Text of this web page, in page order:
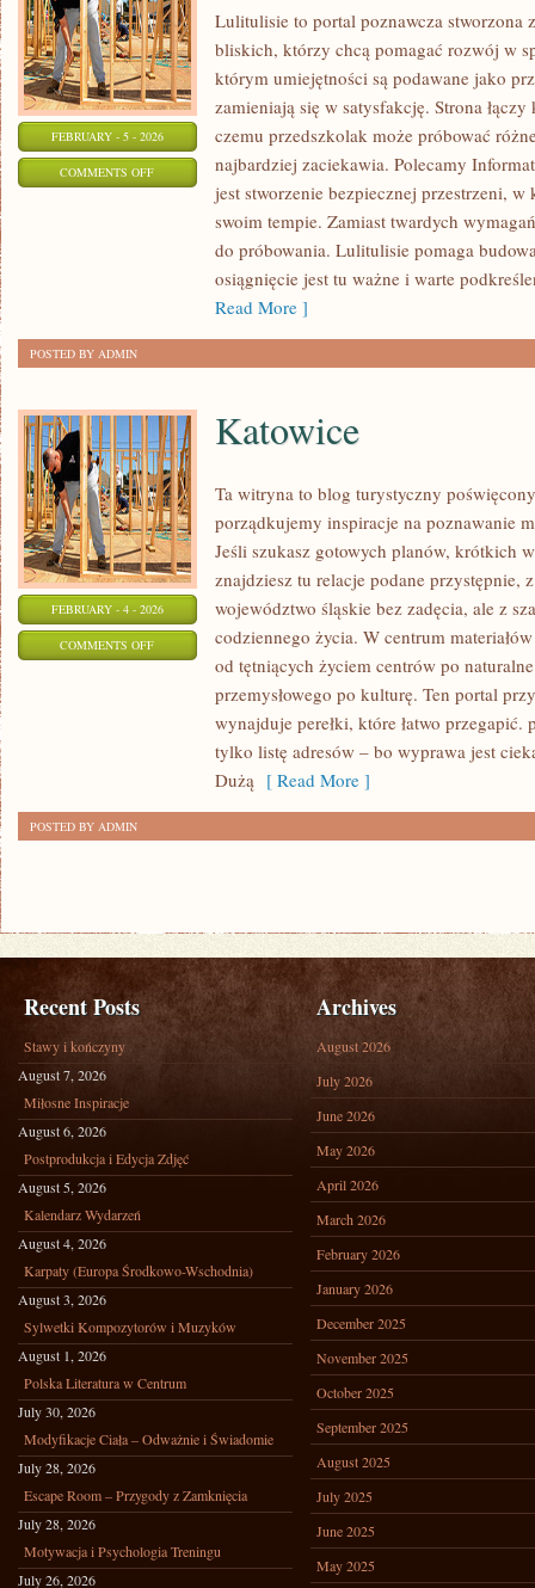
FEBRUARY - 5 - 2026
COMMENTS OFFON
Lulitulisie to portal poznawcza stworzona
bliskich, którzy chcą pomagać rozwój w
którym umiejętności są podawane jako
zamieniają się w satysfakcję. Strona
czemu przedszkolak może próbować
najbardziej zaciekawia. Polecamy
jest stworzenie bezpiecznej przestrzeni,
swoim tempie. Zamiast twardych
do próbowania. Lulitulisie pomaga
osiągnięcie jest tu ważne i warte
Read More ]
POSTED BY ADMIN
FEBRUARY - 4 - 2026
COMMENTS OFFON
Katowice
Ta witryna to blog turystyczny
porządkujemy inspiracje na poznawanie
Jeśli szukasz gotowych planów, krótkich
znajdziesz tu relacje podane przystępnie,
województwo śląskie bez zadęcia, ale z
codziennego życia. W centrum
od tętniących życiem centrów po
przemysłowego po kulturę. Ten portal
wynajduje perełki, które łatwo przegapić.
tylko listę adresów – bo wyprawa jest
Dużą [ Read More ]
POSTED BY ADMIN
Recent Posts
Stawy i kończyny
August 7, 2026
Miłosne Inspiracje
August 6, 2026
Postprodukcja i Edycja Zdjęć
August 5, 2026
Kalendarz Wydarzeń
August 4, 2026
Karpaty (Europa Środkowo-Wschodnia)
August 3, 2026
Sylwetki Kompozytorów i Muzyków
August 1, 2026
Polska Literatura w Centrum
July 30, 2026
Modyfikacje Ciała – Odważnie i Świadomie
July 28, 2026
Escape Room – Przygody z Zamknięcia
July 28, 2026
Motywacja i Psychologia Treningu
July 26, 2026
Archives
August 2026
July 2026
June 2026
May 2026
April 2026
March 2026
February 2026
January 2026
December 2025
November 2025
October 2025
September 2025
August 2025
July 2025
June 2025
May 2025